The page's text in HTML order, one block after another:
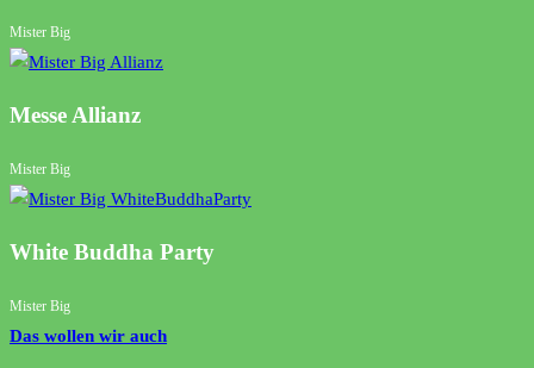
Mister Big
Messe Allianz
Mister Big
White Buddha Party
Mister Big
Das wollen wir auch